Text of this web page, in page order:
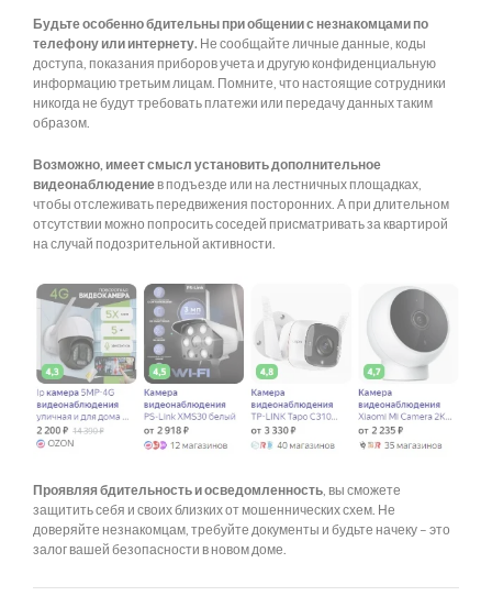
Будьте особенно бдительны при общении с незнакомцами по
телефону или интернету. Не сообщайте личные данные, коды
доступа, показания приборов учета и другую конфиденциальную
информацию третьим лицам. Помните, что настоящие сотрудники
никогда не будут требовать платежи или передачу данных таким
образом.
Возможно, имеет смысл установить дополнительное
видеонаблюдение в подъезде или на лестничных площадках,
чтобы отслеживать передвижения посторонних. А при длительном
отсутствии можно попросить соседей присматривать за квартирой
на случай подозрительной активности.
Проявляя бдительность и осведомленность, вы сможете
защитить себя и своих близких от мошеннических схем. Не
доверяйте незнакомцам, требуйте документы и будьте начеку – это
залог вашей безопасности в новом доме.